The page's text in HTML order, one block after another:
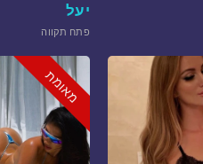
יעל
פתח תקווה
מאומת